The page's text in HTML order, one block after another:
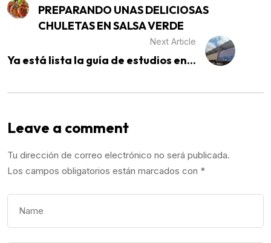
PREPARANDO UNAS DELICIOSAS
CHULETAS EN SALSA VERDE
Next Article
Ya está lista la guía de estudios en...
Leave a comment
Tu dirección de correo electrónico no será publicada.
Los campos obligatorios están marcados con *